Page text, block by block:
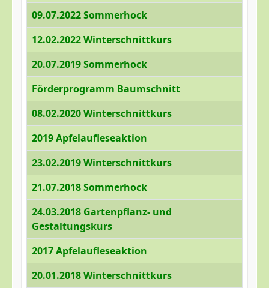
09.07.2022 Sommerhock
12.02.2022 Winterschnittkurs
20.07.2019 Sommerhock
Förderprogramm Baumschnitt
08.02.2020 Winterschnittkurs
2019 Apfelaufleseaktion
23.02.2019 Winterschnittkurs
21.07.2018 Sommerhock
24.03.2018 Gartenpflanz- und
Gestaltungskurs
2017 Apfelaufleseaktion
20.01.2018 Winterschnittkurs